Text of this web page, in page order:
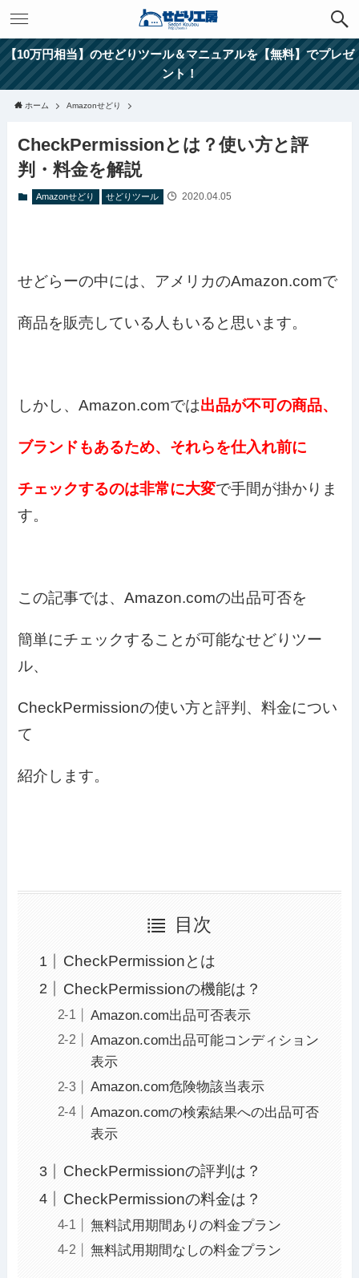
【10万円相当】のせどりツール＆マニュアルを【無料】でプレゼ
ント！
ホーム Amazonせどり
CheckPermissionとは？使い方と評
判・料金を解説
Amazonせどり せどりツール 2020.04.05
せどらーの中には、アメリカのAmazon.comで
商品を販売している人もいると思います。
しかし、Amazon.comでは出品が不可の商品、
ブランドもあるため、 それらを仕入れ前に
チェックするのは非常に大変で手間が掛かりま
す。
この記事では、Amazon.comの出品可否を
簡単にチェックすることが可能なせどりツー
ル、
CheckPermissionの使い方と評判、料金につい
て
紹介します。
目次
CheckPermissionとは
CheckPermissionの機能は？
Amazon.com出品可否表示
Amazon.com出品可能コンディション
表示
Amazon.com危険物該当表示
Amazon.comの検索結果への出品可否
表示
CheckPermissionの評判は？
CheckPermissionの料金は？
無料試用期間ありの料金プラン
無料試用期間なしの料金プラン